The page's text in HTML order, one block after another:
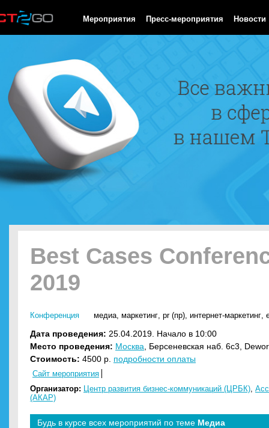
Мероприятия Пресс-мероприятия Новости
Best Cases
2019
Конференция медиа, маркетинг, pr (пр), интернет-маркетинг,
Дата проведения: 25.04.2019. Начало в 10:00
Место проведения: Москва , Берсеневская наб. 6с3,
Стоимость: 4500 р. подробности оплаты
Сайт мероприятия
Организатор: Центр развития бизнес-коммуникаций (ЦРБК),
(АКАР)
Будь в курсе всех мероприятий по теме Медиа